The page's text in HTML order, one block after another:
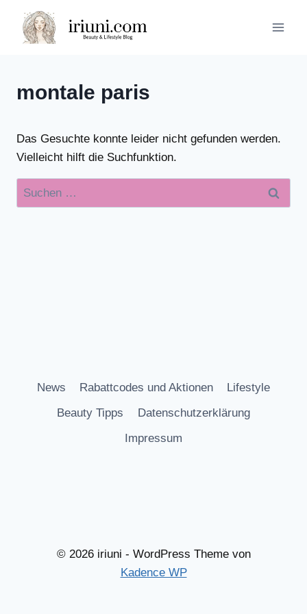
Inhalt
springen
montale paris
Das Gesuchte konnte leider nicht gefunden werden.
Vielleicht hilft die Suchfunktion.
Suchen
nach:
News Rabattcodes und Aktionen
Lifestyle
Beauty Tipps
Datenschutzerklärung
Impressum
© 2026 iriuni - WordPress Theme von
Kadence WP